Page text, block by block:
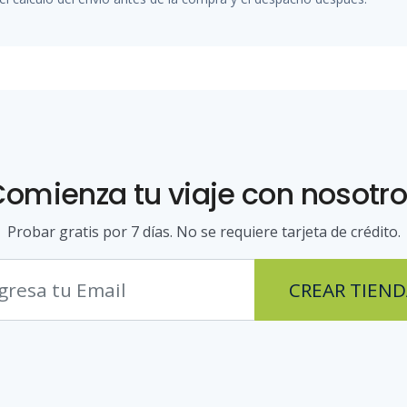
tu viaje con
Probar gratis por 7 días. No se requiere tarjeta de crédito.
CREAR